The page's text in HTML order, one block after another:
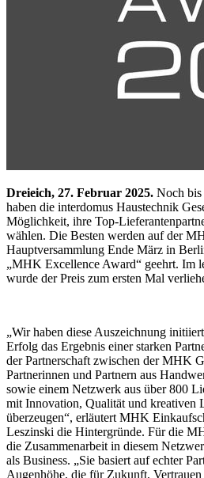
Dreieich, 27. Februar 2025. Noch
haben die interdomus Haustechnik
Möglichkeit, ihre Top-
wählen. Die Besten werden auf der
Hauptversammlung Ende März in
„MHK Excellence Award“ geehrt. Im
wurde der Preis zum ersten Mal
„Wir haben diese Auszeichnung
Erfolg das Ergebnis einer starken
der Partnerschaft zwischen der MHK
Partnerinnen und Partnern aus
sowie einem Netzwerk aus über 800
mit Innovation, Qualität und kreativen
überzeugen“, erläutert MHK
Leszinski die Hintergründe. Für die
die Zusammenarbeit in diesem
als Business. „Sie basiert auf echter
Augenhöhe, die für Zukunft, Vertrauen